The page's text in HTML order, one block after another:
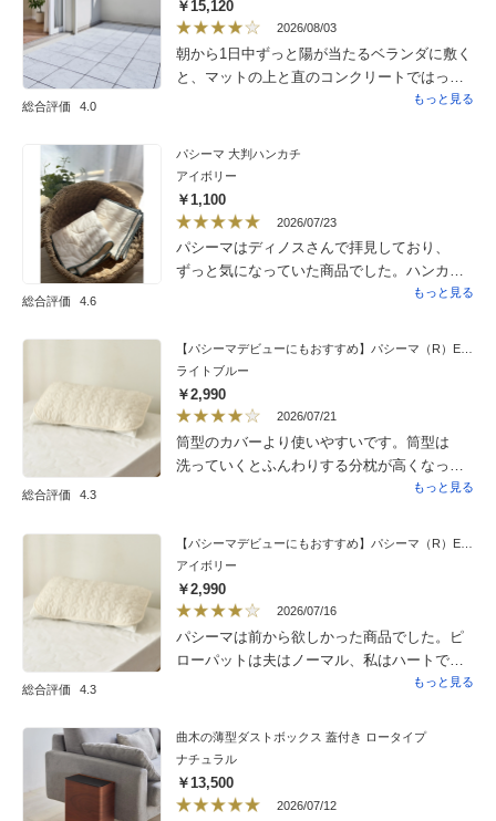
総合評価 4.0
￥15,120
2026/08/03
朝から1日中ずっと陽が当たるベランダに敷く
と、マットの上と直のコンクリートではっき
りと熱さの違いがわかりました。夕方窓から
じました。雰囲気も良くなり、活用できるス
ペースになりそうです。1枚1枚も重くなく、
扱いやすかったです。
もっと見る
総合評価 4.6
パシーマ 大判ハンカチ
アイボリー
￥1,100
2026/07/23
パシーマはディノスさんで拝見しており、
ずっと気になっていた商品でした。ハンカチ
なら気軽に試す事ができると思い購入。吸収
に入れていても気にならず、手持ちのハンカ
チを全てパシーマに買い替えたい！と思った
ほど気に入りました。また、滝汗対策にも一
役買ってくれています。
もっと見る
総合評価 4.3
【パシーマデビューにもおすすめ】パシーマ（R）EX 無地タイプ ピローパッド
ライトブルー
￥2,990
2026/07/21
筒型のカバーより使いやすいです。筒型は
洗っていくとふんわりする分枕が高くなって
しまい使いづらかったので、このカバーに替
良いなと思いました。
もっと見る
総合評価 4.3
【パシーマデビューにもおすすめ】パシーマ（R）EX 無地タイプ ピローパッド
アイボリー
￥2,990
2026/07/16
パシーマは前から欲しかった商品でした。ピ
ローパットは夫はノーマル、私はハートで購
入しました。寝汗をかく季節、さらっとし
で、取り外して洗濯も楽、カバーより乾きも
早いと思います。
もっと見る
曲木の薄型ダストボックス 蓋付き ロータイプ
ナチュラル
￥13,500
2026/07/12